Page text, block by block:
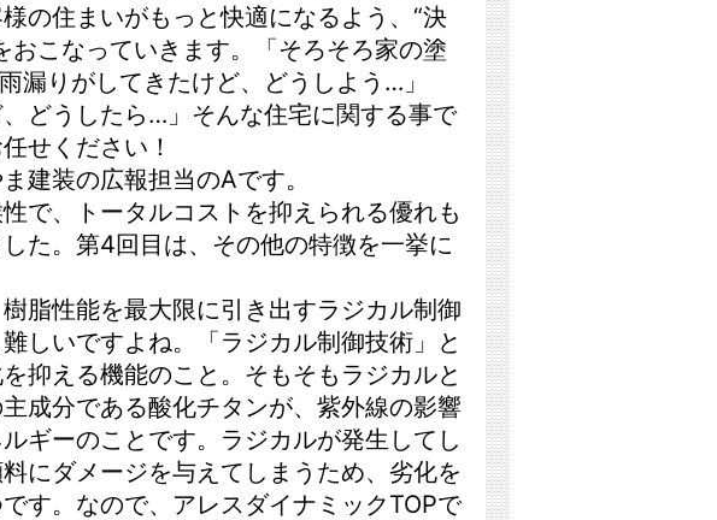
の住まいがもっと快適になるよう、“決
おこなっていきます。「そろそろ家の塗
漏りがしてきたけど、どうしよう…」
、どうしたら…」そんな住宅に関する事で
せください！
建装の広報担当のAです。
で、トータルコストを抑えられる優れも
た。第4回目は、その他の特徴を一挙に
脂性能を最大限に引き出すラジカル制御
しいですよね。「ラジカル制御技術」と
抑える機能のこと。そもそもラジカルと
成分である酸化チタンが、紫外線の影響
ギーのことです。ラジカルが発生してし
にダメージを与えてしまうため、劣化を
す。なので、アレスダイナミックTOPで